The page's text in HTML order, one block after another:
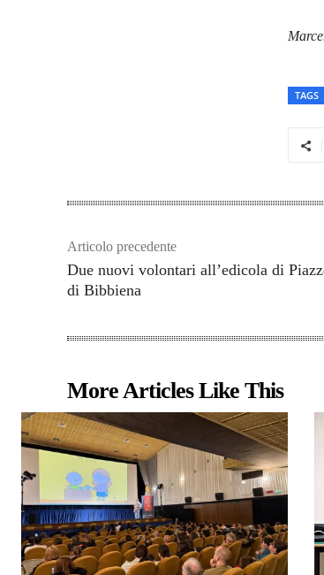
TAGS
Articolo precedente
Due nuovi volontari all’edicola di
di Bibbiena
More Articles Like This